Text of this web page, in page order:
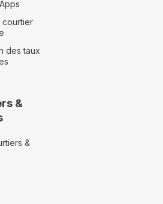
courtier
des taux
&
&